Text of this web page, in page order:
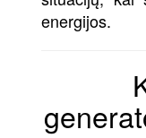
energijos.